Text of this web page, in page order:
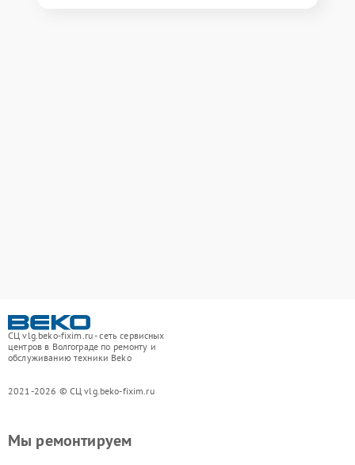
СЦ vlg.beko-fixim.ru - сеть сервисных
центров в Волгограде по ремонту и
обслуживанию техники Beko
2021-2026 © СЦ vlg.beko-fixim.ru
Мы ремонтируем